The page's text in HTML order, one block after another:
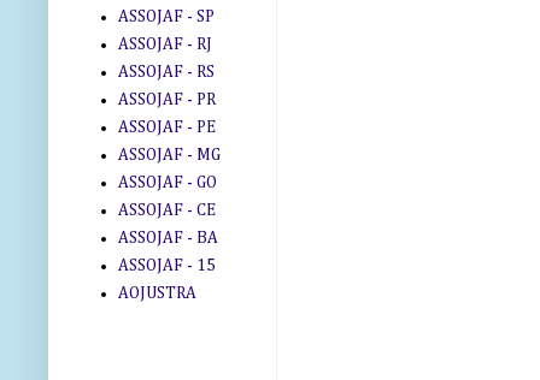
ASSOJAF - SP
ASSOJAF - RJ
ASSOJAF - RS
ASSOJAF - PR
ASSOJAF - PE
ASSOJAF - MG
ASSOJAF - GO
ASSOJAF - CE
ASSOJAF - BA
ASSOJAF - 15
AOJUSTRA